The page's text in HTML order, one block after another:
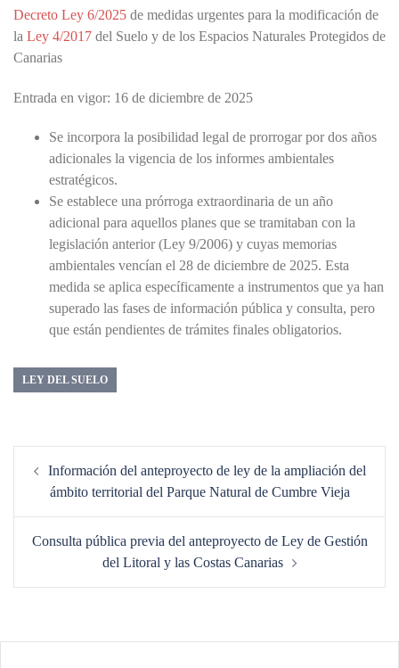
Decreto Ley 6/2025 de medidas urgentes para la modificación de
la Ley 4/2017 del Suelo y de los Espacios Naturales Protegidos de
Canarias
Entrada en vigor: 16 de diciembre de 2025
Se incorpora la posibilidad legal de prorrogar por dos años
adicionales la vigencia de los informes ambientales
estratégicos.
Se establece una prórroga extraordinaria de un año
adicional para aquellos planes que se tramitaban con la
legislación anterior (Ley 9/2006) y cuyas memorias
ambientales vencían el 28 de diciembre de 2025. Esta
medida se aplica específicamente a instrumentos que ya han
superado las fases de información pública y consulta, pero
que están pendientes de trámites finales obligatorios.
LEY DEL SUELO
de
Información del anteproyecto de ley de la ampliación del
ámbito territorial del Parque Natural de Cumbre Vieja
Consulta pública previa del anteproyecto de Ley de Gestión
del Litoral y las Costas Canarias